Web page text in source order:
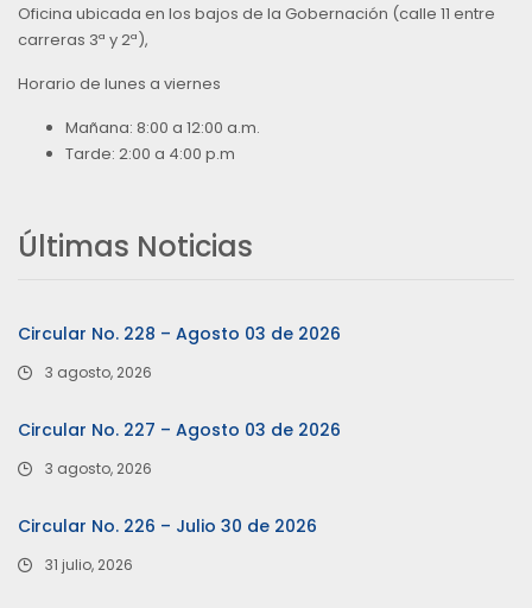
Oficina ubicada en los bajos de la Gobernación (calle 11 entre
carreras 3ª y 2ª),
Horario de lunes a viernes
Mañana: 8:00 a 12:00 a.m.
Tarde: 2:00 a 4:00 p.m
Últimas Noticias
Circular No. 228 – Agosto 03 de 2026
3 agosto, 2026
Circular No. 227 – Agosto 03 de 2026
3 agosto, 2026
Circular No. 226 – Julio 30 de 2026
31 julio, 2026